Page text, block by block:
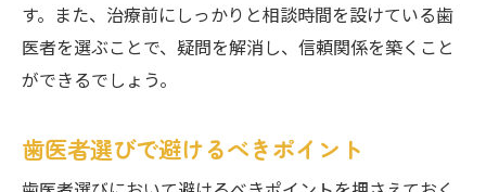
歯医者関連のイベントを活用する
地域の医療機関の比較方法
地域特有の歯科情報を知る
すきっ歯治療が健康に及ぼす意外なメリットと
す。また、治療前にしっかりと相談時間を設けている歯
医者を選ぶことで、疑問を解消し、信頼関係を築くこと
ができるでしょう。
歯医者選びで避けるべきポイント